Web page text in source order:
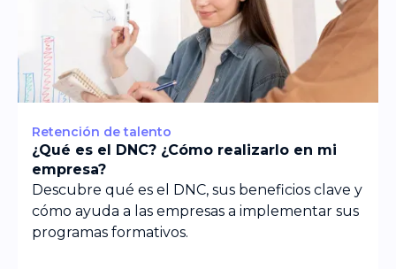
Retención de talento
¿Qué es el DNC? ¿Cómo realizarlo en mi
empresa?
Descubre qué es el DNC, sus beneficios clave y
cómo ayuda a las empresas a implementar sus
programas formativos.